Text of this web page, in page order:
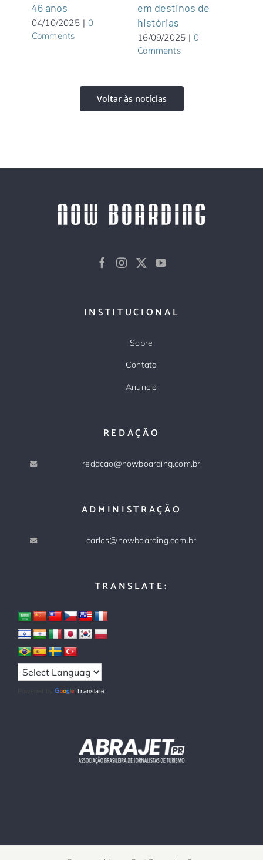
46 anos
04/10/2025 | 0
Comments
em destinos de
histórias
16/09/2025 | 0
Comments
Voltar às notícias
INSTITUCIONAL
Sobre
Contato
Anuncie
REDAÇÃO
redacao@nowboarding.com.br
ADMINISTRAÇÃO
carlos@nowboarding.com.br
TRANSLATE:
Powered by Translate